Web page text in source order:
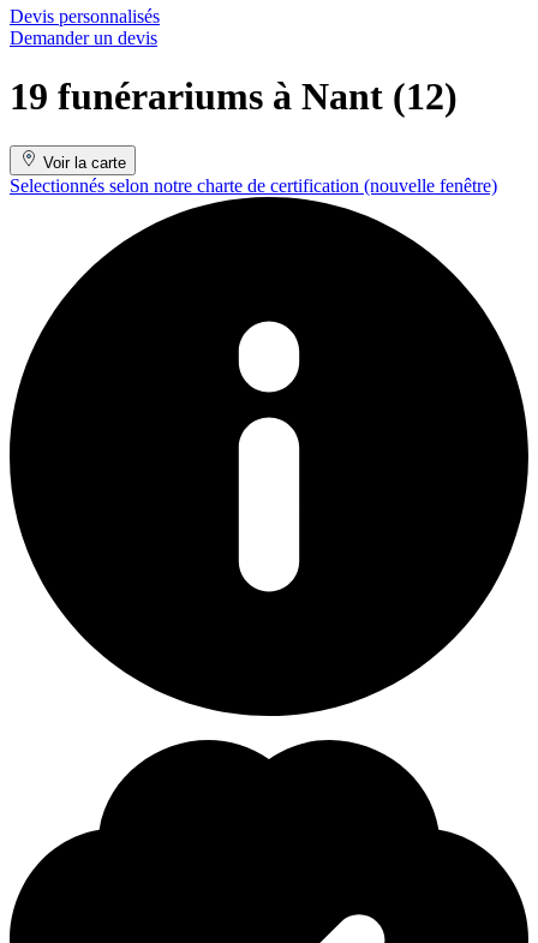
Devis personnalisés
Demander un devis
19 funérariums à Nant (12)
Voir la carte
Selectionnés selon notre charte de certification (nouvelle fenêtre)